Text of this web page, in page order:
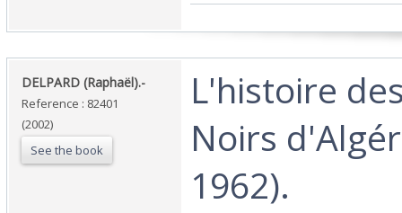
‎DELPARD (Raphaël).-‎
Reference : 82401
(2002)
See the book
‎L'histoire
Noirs
1962).‎